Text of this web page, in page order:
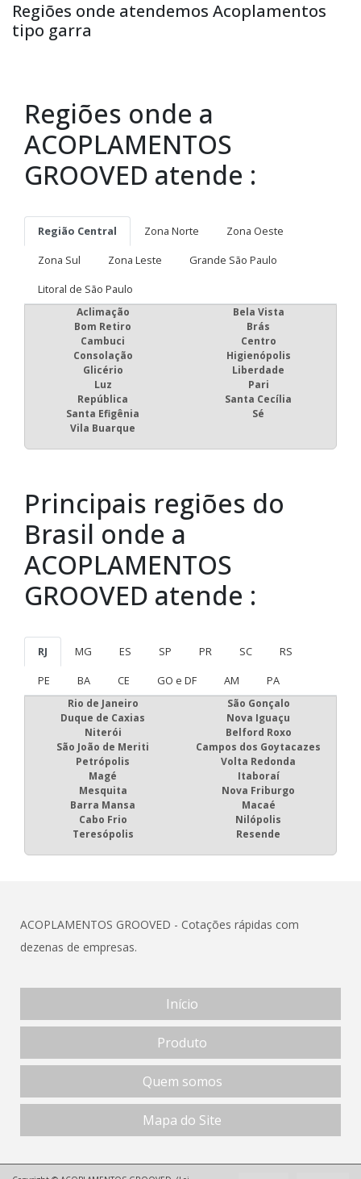
Regiões onde atendemos Acoplamentos
tipo garra
Regiões onde a
ACOPLAMENTOS
GROOVED atende :
Região Central Zona Norte
Zona Oeste
Zona Sul
Zona Leste
Grande São Paulo
Litoral de São Paulo
Aclimação
Bela Vista
Bom Retiro
Brás
Cambuci
Centro
Consolação
Higienópolis
Glicério
Liberdade
Luz
Pari
República
Santa Cecília
Santa Efigênia
Sé
Vila Buarque
Principais regiões do
Brasil onde a
ACOPLAMENTOS
GROOVED atende :
RJ MG ES SP PR SC
RS
PE
BA CE GO e DF AM PA
Rio de Janeiro
São Gonçalo
Duque de Caxias
Nova Iguaçu
Niterói
Belford Roxo
São João de Meriti
Campos dos Goytacazes
Petrópolis
Volta Redonda
Magé
Itaboraí
Mesquita
Nova Friburgo
Barra Mansa
Macaé
Cabo Frio
Nilópolis
Teresópolis
Resende
ACOPLAMENTOS GROOVED - Cotações rápidas com
dezenas de empresas.
Início
Produto
Quem somos
Mapa do Site